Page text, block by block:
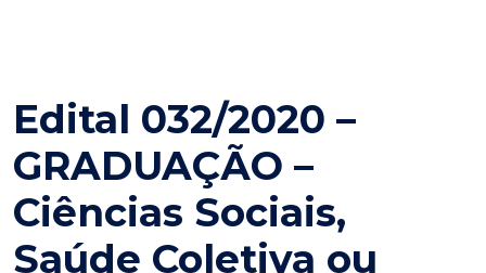
Edital 032/2020 –
GRADUAÇÃO –
Ciências Sociais,
Saúde Coletiva ou